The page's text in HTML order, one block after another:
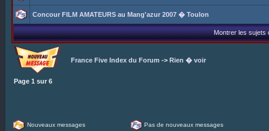
Concour FILM AMATEURS au Mang'azur 2007 � Toulon
Montrer les sujets
France Five Index du Forum -> Rien � voir
Page 1 sur 6
Nouveaux messages
Pas de nouveaux messages